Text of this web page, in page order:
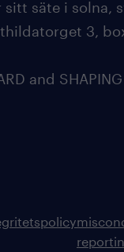
säte i solna,
3,
and